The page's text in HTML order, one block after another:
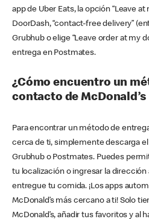
app de Uber Eats, la opción “Leave at
DoorDash, “contact-free delivery”
Grubhub o elige “Leave order at my
entrega en Postmates.
¿Cómo encuentro un
contacto de
Para encontrar un método de
cerca de ti, simplemente descarga el
Grubhub o Postmates. Puedes
tu localización o ingresar la dirección
entregue tu comida. ¡Los apps
McDonald’s más cercano a ti! Solo
McDonald’s, añadir tus favoritos y al